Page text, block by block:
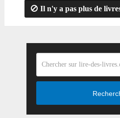
Il n'y a pas plus de